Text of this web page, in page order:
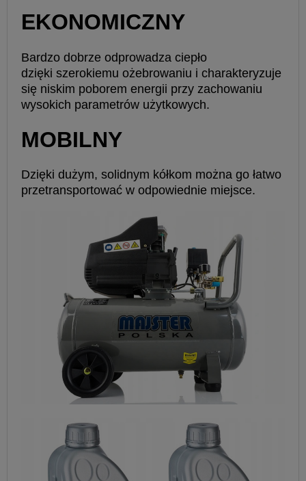
EKONOMICZNY
Bardzo dobrze odprowadza ciepło
dzięki szerokiemu ożebrowaniu i charakteryzuje
się niskim poborem energii przy zachowaniu
wysokich parametrów użytkowych.
MOBILNY
Dzięki dużym, solidnym kółkom można go łatwo
przetransportować w odpowiednie miejsce.